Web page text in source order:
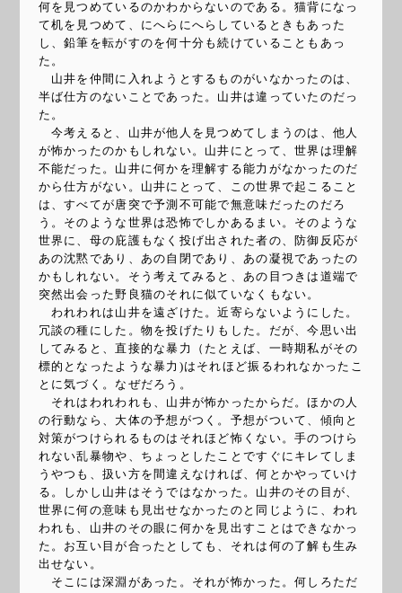
何を見つめているのかわからないのである。猫背になっ
て机を見つめて、にへらにへらしているときもあった
し、鉛筆を転がすのを何十分も続けていることもあっ
た。
山井を仲間に入れようとするものがいなかったのは、
半ば仕方のないことであった。山井は違っていたのだっ
た。
今考えると、山井が他人を見つめてしまうのは、他人
が怖かったのかもしれない。山井にとって、世界は理解
不能だった。山井に何かを理解する能力がなかったのだ
から仕方がない。山井にとって、この世界で起こること
は、すべてが唐突で予測不可能で無意味だったのだろ
う。そのような世界は恐怖でしかあるまい。そのような
世界に、母の庇護もなく投げ出された者の、防御反応が
あの沈黙であり、あの自閉であり、あの凝視であったの
かもしれない。そう考えてみると、あの目つきは道端で
突然出会った野良猫のそれに似ていなくもない。
われわれは山井を遠ざけた。近寄らないようにした。
冗談の種にした。物を投げたりもした。だが、今思い出
してみると、直接的な暴力（たとえば、一時期私がその
標的となったような暴力)はそれほど振るわれなかったこ
とに気づく。なぜだろう。
それはわれわれも、山井が怖かったからだ。ほかの人
の行動なら、大体の予想がつく。予想がついて、傾向と
対策がつけられるものはそれほど怖くない。手のつけら
れない乱暴物や、ちょっとしたことですぐにキレてしま
うやつも、扱い方を間違えなければ、何とかやっていけ
る。しかし山井はそうではなかった。山井のその目が、
世界に何の意味も見出せなかったのと同じように、われ
われも、山井のその眼に何かを見出すことはできなかっ
た。お互い目が合ったとしても、それは何の了解も生み
出せない。
そこには深淵があった。それが怖かった。何しろただ